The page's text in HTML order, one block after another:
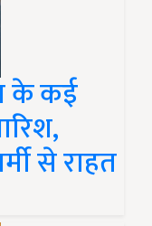
के कई
से राहत